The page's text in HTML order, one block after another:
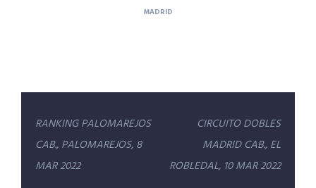
MADRID
Navegación
de
entradas
RANKING PALOMAREJOS
CAB., PALOMAREJOS, 8
MAR 2022
CIRCUITO DOBLES
MADRID CAB., EL
ROBLEDAL, 10 MAR 2022